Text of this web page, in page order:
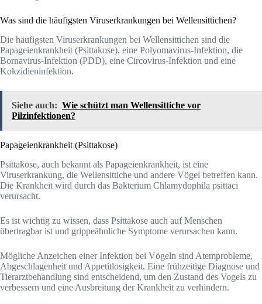
Was sind die häufigsten Viruserkrankungen bei Wellensittichen?
Die häufigsten Viruserkrankungen bei Wellensittichen sind die
Papageienkrankheit (Psittakose), eine Polyomavirus-Infektion, die
Bornavirus-Infektion (PDD), eine Circovirus-Infektion und eine
Kokzidieninfektion.
Siehe auch: Wie schützt man Wellensittiche vor
Pilzinfektionen?
Papageienkrankheit (Psittakose)
Psittakose, auch bekannt als Papageienkrankheit, ist eine
Viruserkrankung, die Wellensittiche und andere Vögel betreffen kann.
Die Krankheit wird durch das Bakterium Chlamydophila psittaci
verursacht.
Es ist wichtig zu wissen, dass Psittakose auch auf Menschen
übertragbar ist und grippeähnliche Symptome verursachen kann.
Mögliche Anzeichen einer Infektion bei Vögeln sind Atemprobleme,
Abgeschlagenheit und Appetitlosigkeit. Eine frühzeitige Diagnose und
Tierarztbehandlung sind entscheidend, um den Zustand des Vogels zu
verbessern und eine Ausbreitung der Krankheit zu verhindern.